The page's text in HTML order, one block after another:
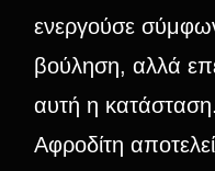
ενεργούσε
βούληση, αλλά
αυτή η
Αφροδίτη